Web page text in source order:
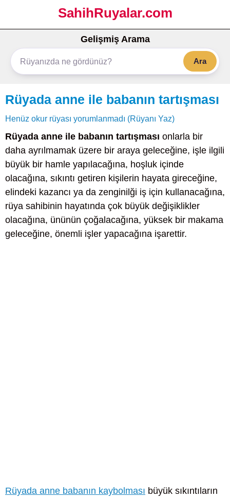
SahihRuyalar.com
Gelişmiş Arama
Ara
Rüyada anne ile babanın tartışması
Henüz okur rüyası yorumlanmadı (Rüyanı Yaz)
Rüyada anne ile babanın tartışması onlarla bir
daha ayrılmamak üzere bir araya geleceğine, işle ilgili
büyük bir hamle yapılacağına, hoşluk içinde
olacağına, sıkıntı getiren kişilerin hayata gireceğine,
elindeki kazancı ya da zenginilği iş için kullanacağına,
rüya sahibinin hayatında çok büyük değişiklikler
olacağına, ününün çoğalacağına, yüksek bir makama
geleceğine, önemli işler yapacağına işarettir.
Rüyada anne babanın kaybolması büyük sıkıntıların